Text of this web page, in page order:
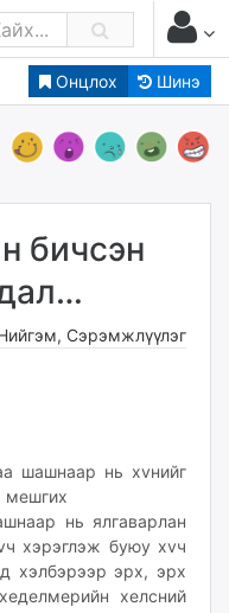
Онцлох Шинэ
бичсэн
, Сэрэмжлүүлэг
шашнаар нь хvнийг
мешгих
нь ялгаварлан
хэрэглэж буюу хvч
хэлбэрээр эрх, эрх
хелсний